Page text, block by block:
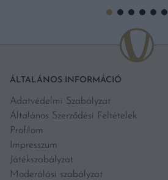
ÁLTALÁNOS INFORMÁCIÓ
Adatvédelmi Szabályzat
Általános Szerződési Feltételek
Profilom
Impresszum
Játékszabályzat
Moderálási szabályzat